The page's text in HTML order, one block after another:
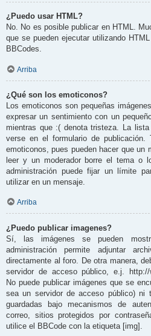
¿Puedo usar HTML?
No. No es posible publicar en HTML.
que se pueden ejecutar utilizando
BBCodes.
Arriba
¿Qué son los emoticonos?
Los emoticonos son pequeñas
expresar un sentimiento con un
mientras que :( denota tristeza. La
verse en el formulario de
emoticonos, pues pueden hacer que
leer y un moderador borre el tema o
administración puede fijar un límite
utilizar en un mensaje.
Arriba
¿Puedo publicar imagenes?
Sí, las imágenes se pueden
administración permite adjuntar
directamente al foro. De otra manera,
servidor de acceso público, e.j. http://
No puede publicar imágenes que se
sea un servidor de acceso público) ni
guardadas bajo mecanismos de
correo, sitios protegidos por
utilice el BBCode con la etiqueta [img].